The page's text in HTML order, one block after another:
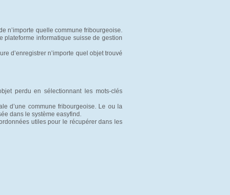
n’importe quelle commune fribourgeoise.
plateforme informatique suisse de gestion
d’enregistrer n’importe quel objet trouvé
perdu en sélectionnant les mots-clés
d’une commune fribourgeoise. Le ou la
dans le système easyfind.
utiles pour le récupérer dans les